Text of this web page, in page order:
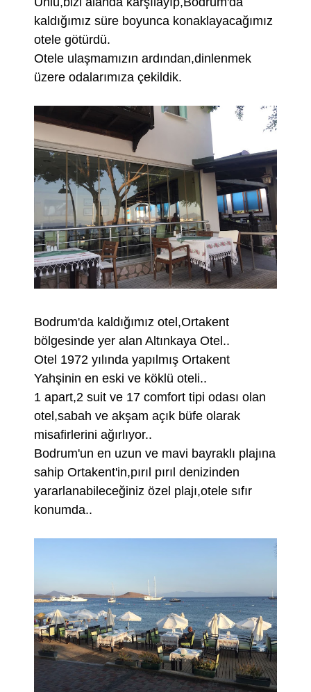
kaldığımız süre boyunca konaklayacağımız
otele götürdü.
Otele ulaşmamızın ardından,dinlenmek
üzere odalarımıza çekildik.
Bodrum'da kaldığımız otel,Ortakent
bölgesinde yer alan Altınkaya Otel..
Otel 1972 yılında yapılmış Ortakent
Yahşinin en eski ve köklü oteli..
1 apart,2 suit ve 17 comfort tipi odası olan
otel,sabah ve akşam açık büfe olarak
misafirlerini ağırlıyor..
Bodrum'un en uzun ve mavi bayraklı plajına
sahip Ortakent'in,pırıl pırıl denizinden
yararlanabileceğiniz özel plajı,otele sıfır
konumda..